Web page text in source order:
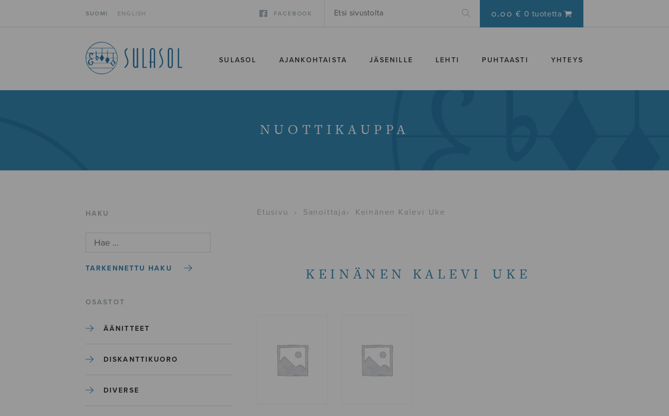
SUOMI ENGLISH FACEBOOK 0.00 € 0 tuotetta
SULASOL AJANKOHTAISTA JÄSENILLE LEHTI PUHTAASTI YHTEYS
NUOTTIKAUPPA
HAKU
TARKENNETTU HAKU
OSASTOT
ÄÄNITTEET
DISKANTTIKUORO
DIVERSE
Etusivu › Sanoittaja › Keinänen Kalevi Uke
KEINÄNEN KALEVI UKE